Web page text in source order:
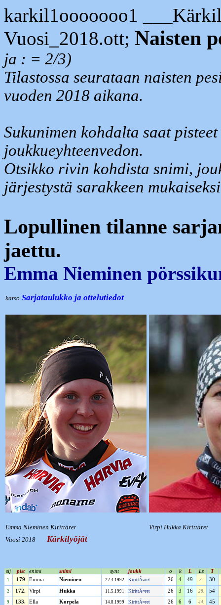
karkil1ooooooo1
Vuosi_2018.ott; Naisten
ja : = 2/3)
Tilastossa seurataan naisten
vuoden 2018 aikana.
Sukunimen kohdalta saat
joukkueyhteenvedon.
Otsikko rivin kohdista snimi,
järjestystä sarakkeen
Lopullinen tilanne
jaettu.
Emma Nieminen
katso Sarjataulukko ja ottelutiedot
Emma Nieminen Kirittäret
Virpi Hukka Kirittäret
Vuosi 2018
Kärkilyöjät
sij pist enimi snimi synt joukk o k L Ls T
1 179 Emma Nieminen 22.4.1992 KirittÃ¤ret 26 4 49 3. 30
2 172. Virpi Hukka 11.5.1991 KirittÃ¤ret 26 3 16 28. 54
9 133. Ella Korpela 14.8.1999 KirittÃ¤ret 26 6 6 44. 45